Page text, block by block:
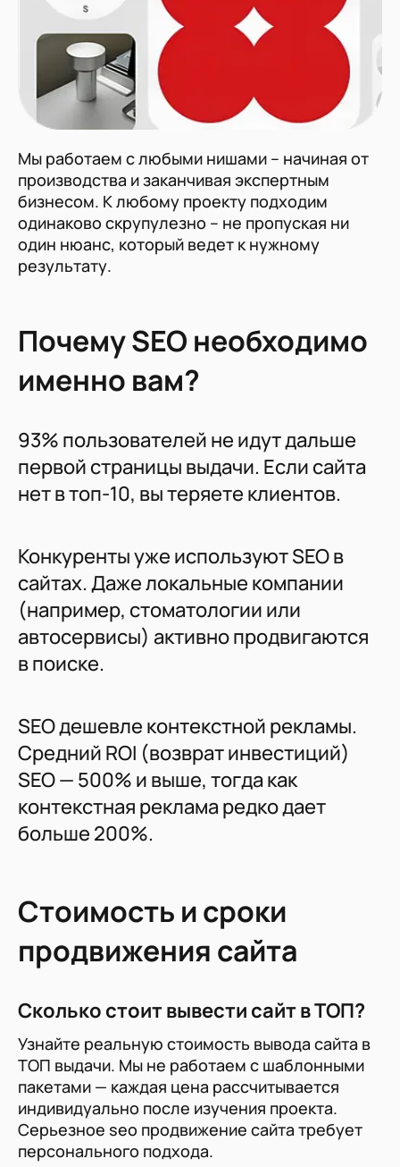
Мы работаем с любыми нишами – начиная от
производства и заканчивая экспертным
бизнесом. К любому проекту подходим
одинаково скрупулезно – не пропуская ни
один нюанс, который ведет к нужному
результату.
Почему SEO необходимо
именно вам?
93% пользователей не идут дальше
первой страницы выдачи. Если сайта
нет в топ-10, вы теряете клиентов.
Конкуренты уже используют SEO в
сайтах. Даже локальные компании
(например, стоматологии или
автосервисы) активно продвигаются
в поиске.
SEO дешевле контекстной рекламы.
Средний ROI (возврат инвестиций)
SEO — 500% и выше, тогда как
контекстная реклама редко дает
больше 200%.
Стоимость и сроки
продвижения сайта
Сколько стоит вывести сайт в ТОП?
Узнайте реальную стоимость вывода сайта в
ТОП выдачи. Мы не работаем с шаблонными
пакетами — каждая цена рассчитывается
индивидуально после изучения проекта.
Серьезное seo продвижение сайта требует
персонального подхода.